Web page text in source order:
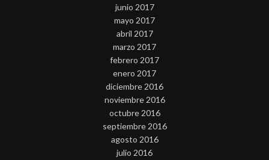
junio 2017
mayo 2017
abril 2017
marzo 2017
febrero 2017
enero 2017
diciembre 2016
noviembre 2016
octubre 2016
septiembre 2016
agosto 2016
julio 2016